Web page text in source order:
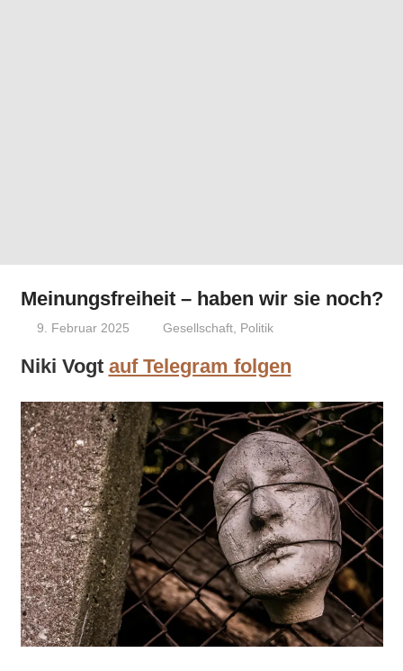
Meinungsfreiheit – haben wir sie noch?
9. Februar 2025 Niki Vogt
Gesellschaft, Politik
Niki Vogt auf Telegram folgen